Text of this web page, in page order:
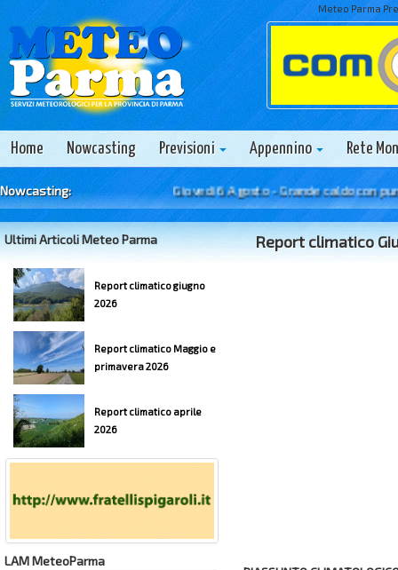
Meteo Parma
Home Nowcasting Previsioni Appennino Rete
Nowcasting: Giovedi 6 Agosto - Grande caldo con
Ultimi Articoli Meteo Parma
Report climatico giugno
2026
Report climatico Maggio e
primavera 2026
Report climatico aprile
2026
LAM MeteoParma
Report climatico